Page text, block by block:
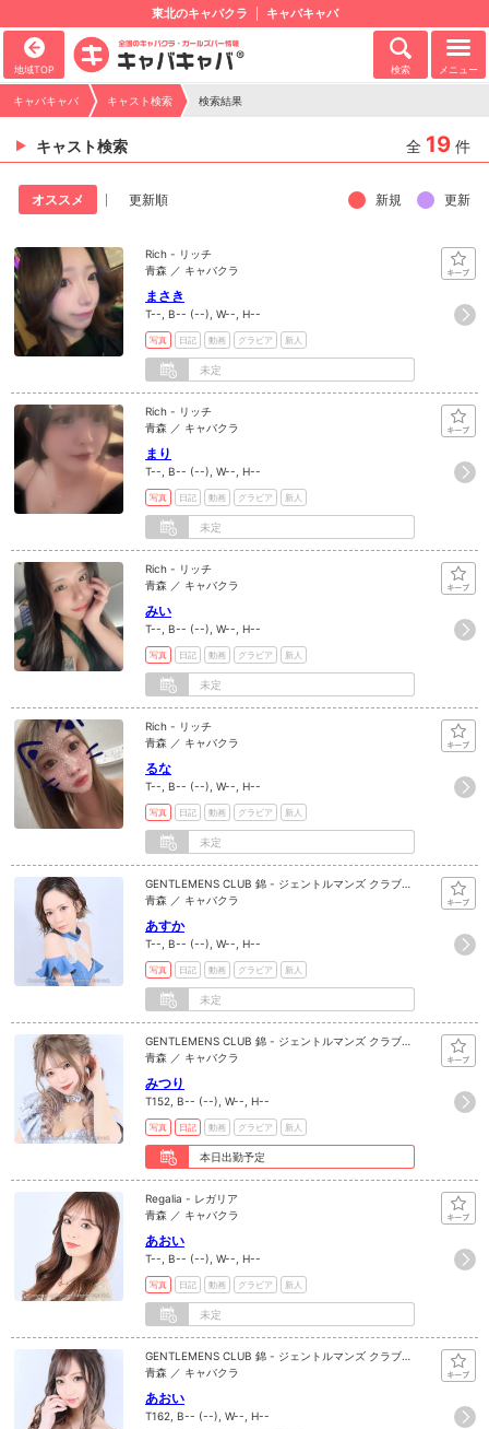
東北のキャバクラ キャバキャバ
地域TOP 検索 メニュー
キャバキャバ キャスト検索 検索結果
キャスト検索 全 19 件
オススメ 更新順 新規 更新
Rich - リッチ
青森 ／ キャバクラ
まさき
T--, B-- (--), W--, H--
写真 日記 動画 グラビア 新人
未定
Rich - リッチ
青森 ／ キャバクラ
まり
T--, B-- (--), W--, H--
写真 日記 動画 グラビア 新人
未定
Rich - リッチ
青森 ／ キャバクラ
みい
T--, B-- (--), W--, H--
写真 日記 動画 グラビア 新人
未定
Rich - リッチ
青森 ／ キャバクラ
るな
T--, B-- (--), W--, H--
写真 日記 動画 グラビア 新人
未定
GENTLEMENS CLUB 錦 - ジェントルマンズ クラブ
ニシキ
青森 ／ キャバクラ
あすか
T--, B-- (--), W--, H--
写真 日記 動画 グラビア 新人
未定
GENTLEMENS CLUB 錦 - ジェントルマンズ クラブ
ニシキ
青森 ／ キャバクラ
みつり
T152, B-- (--), W--, H--
写真 日記 動画 グラビア 新人
本日出勤予定
Regalia - レガリア
青森 ／ キャバクラ
あおい
T--, B-- (--), W--, H--
写真 日記 動画 グラビア 新人
未定
GENTLEMENS CLUB 錦 - ジェントルマンズ クラブ
ニシキ
青森 ／ キャバクラ
あおい
T162, B-- (--), W--, H--